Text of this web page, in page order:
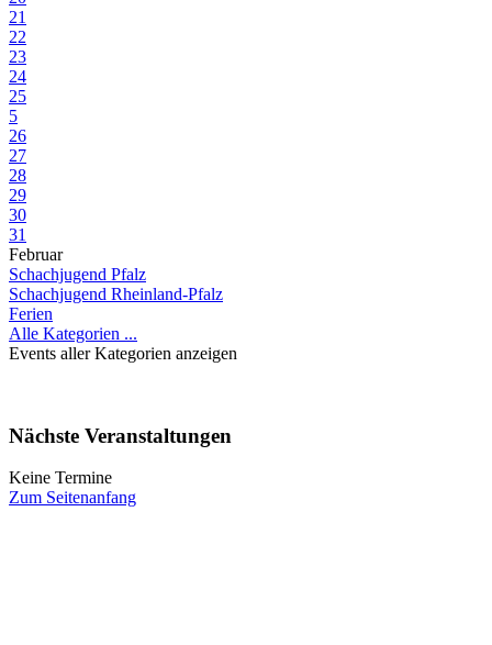
21
22
23
24
25
5
26
27
28
29
30
31
Februar
Schachjugend Pfalz
Schachjugend Rheinland-Pfalz
Ferien
Alle Kategorien ...
Events aller Kategorien anzeigen
Nächste Veranstaltungen
Keine Termine
Zum Seitenanfang